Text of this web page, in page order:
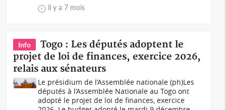
il y a 7 mois
Info
Togo : Les députés adoptent le
projet de loi de finances, exercice 2026,
relais aux sénateurs
Le présidium de l’Assemblée nationale (ph)Les
députés à l’Assemblée Nationale au Togo ont
adopté le projet de loi de finances, exercice